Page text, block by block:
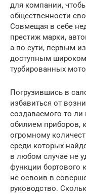
для компании,
общественности
Совмещая в себе
престиж марки,
а по сути, первым
доступным
турбированных
Погрузившись в
избавиться от
создаваемого то
обилием приборов,
огромному
среди которых
в любом случае не
функции бортового
не освоив в
руководство.